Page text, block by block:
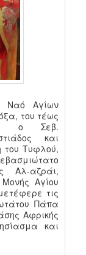
Ναό Αγίων
του τέως
ο Σεβ.
και
του Τυφλού,
Αλ-αζράι,
Αγίου
τις
Πάπα
Αφρικής
και